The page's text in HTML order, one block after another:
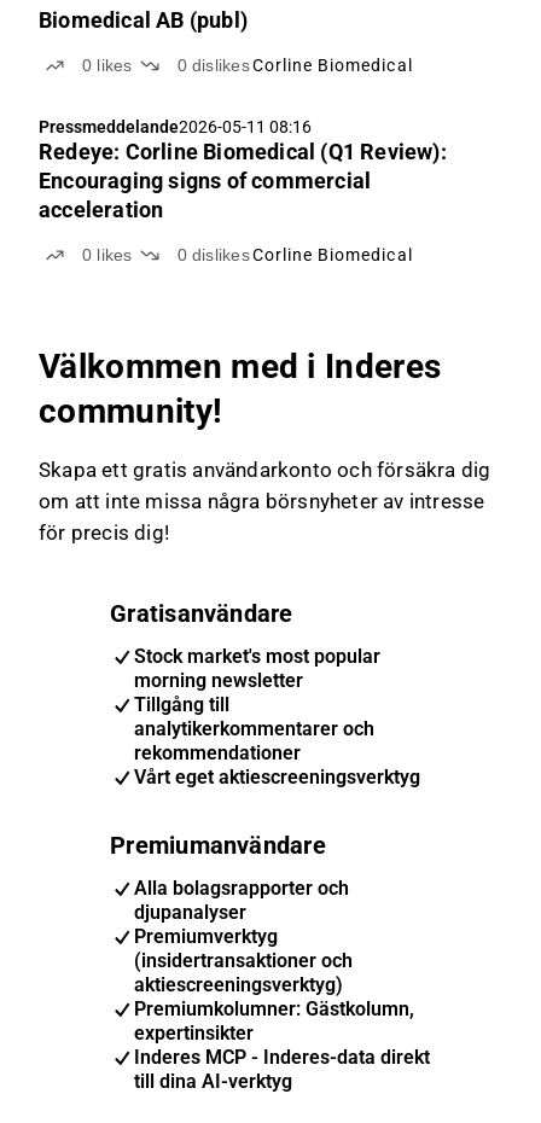
Biomedical AB (publ)
0 likes 0 dislikesCorline Biomedical
Pressmeddelande2026-05-11 08:16
Redeye: Corline Biomedical (Q1 Review):
Encouraging signs of commercial
acceleration
0 likes 0 dislikesCorline Biomedical
Välkommen med i Inderes
community!
Skapa ett gratis användarkonto och försäkra dig
om att inte missa några börsnyheter av intresse
för precis dig!
Gratisanvändare
Stock market's most popular
morning newsletter
Tillgång till
analytikerkommentarer och
rekommendationer
Vårt eget aktiescreeningsverktyg
Premiumanvändare
Alla bolagsrapporter och
djupanalyser
Premiumverktyg
(insidertransaktioner och
aktiescreeningsverktyg)
Premiumkolumner: Gästkolumn,
expertinsikter
Inderes MCP - Inderes-data direkt
till dina AI-verktyg